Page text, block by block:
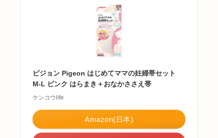
ピジョン Pigeon はじめてママの妊婦帯セット
M-L ピンク はらまき＋おなかささえ帯
ケンコウlife
Amazon(日本)